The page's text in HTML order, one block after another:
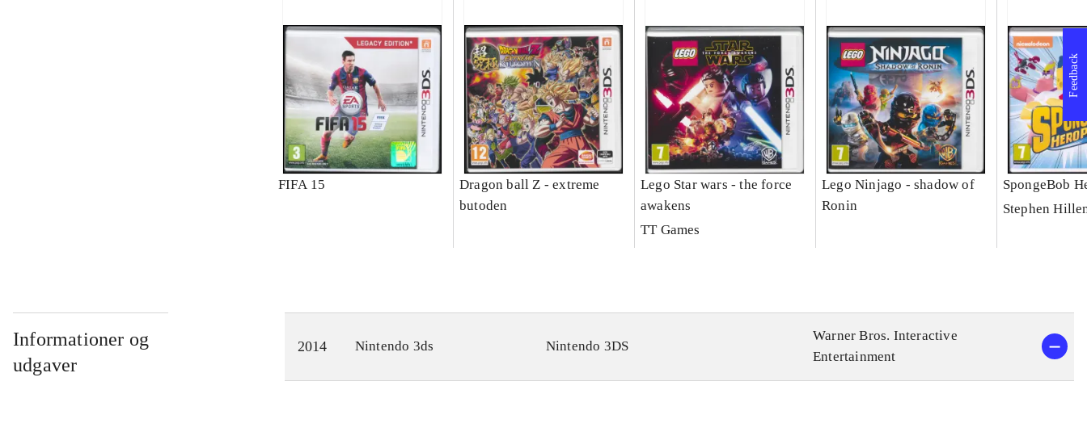
FIFA 15
Dragon ball Z - extreme
butoden
Lego Star wars - the force
awakens
TT Games
Lego Ninjago - shadow of
Ronin
SpongeBob
Stephen
Informationer og
udgaver
2014 Nintendo 3ds Nintendo 3DS
Warner Bros. Interactive
Entertainment
Feedback